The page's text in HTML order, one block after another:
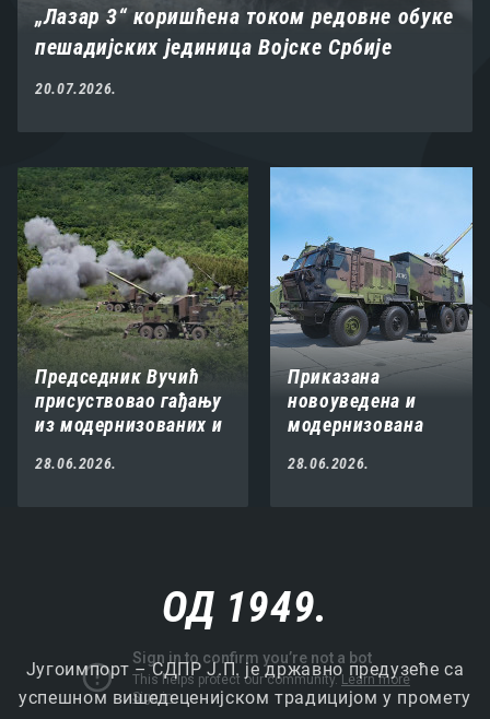
„Лазар 3“ коришћена током редовне обуке
пешадијских јединица Војске Србије
20.07.2026.
Председник Вучић
присуствовао гађању
из модернизованих и
средстава и система
28.06.2026.
Приказана
новоуведена и
модернизована
Србије поводом
28.06.2026.
ОД 1949.
Југоимпорт – СДПР Ј.П. је државно предузеће са
успешном вишедеценијском традицијом у промету